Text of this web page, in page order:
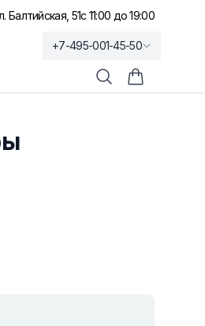
Балтийская, 51с 11:00 до 19:00
+7-495-001-45-50
ПоискКорзина